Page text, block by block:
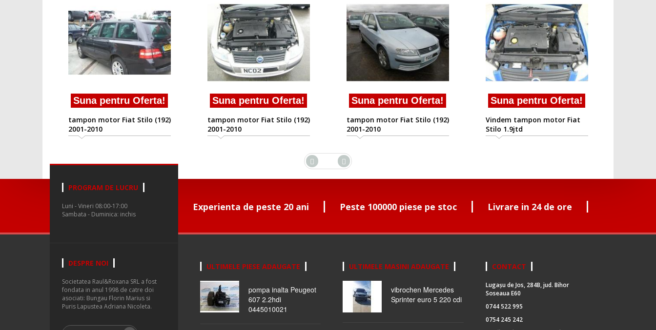
Suna pentru Oferta!
tampon motor Fiat Stilo (192)
2001-2010
Suna pentru Oferta!
tampon motor Fiat Stilo (192)
2001-2010
Suna pentru Oferta!
tampon motor Fiat Stilo (192)
2001-2010
Suna pentru Oferta!
Vindem tampon motor Fiat
Stilo 1.9jtd
Experienta de peste 20 ani Peste 100000 piese pe stoc Livrare in 24 de ore
PROGRAM DE LUCRU
Luni - Vineri 08:00-17:00
Sambata - Duminica: inchis
DESPRE NOI
Societatea Raul&Roxana SRL a fost
fondata in anul 1998 de catre doi
asociati: Bungau Florin Marius si
Puris Lapustea Adriana Nicoleta.
ULTIMELE PIESE ADAUGATE
pompa inalta Peugeot
607 2.2hdi
0445010021
ULTIMELE MASINI ADAUGATE
vibrochen Mercedes
Sprinter euro 5 220 cdi
CONTACT
Lugașu de Jos, 284B, jud. Bihor
Soseaua E60
0744 522 995
0754 245 242